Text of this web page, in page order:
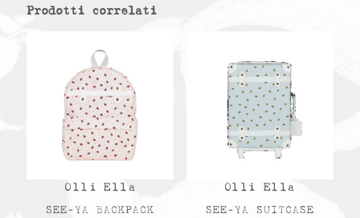
Prodotti correlati
Olli Ella
SEE-YA BACKPACK
Olli Ella
SEE-YA SUITCASE